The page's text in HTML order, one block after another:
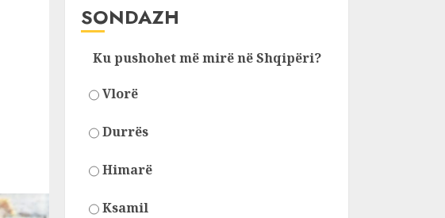
SONDAZH
Ku pushohet më mirë në Shqipëri?
Vlorë
Durrës
Himarë
Ksamil